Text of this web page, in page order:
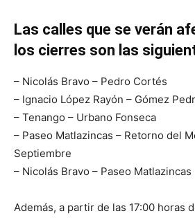
Las calles que se verán
los cierres son las
– Nicolás Bravo – Pedro Cortés
– Ignacio López Rayón – Gómez
– Tenango – Urbano Fonseca
– Paseo Matlazincas – Retorno del
Septiembre
– Nicolás Bravo – Paseo Matlazincas
Además, a partir de las 17:00 horas